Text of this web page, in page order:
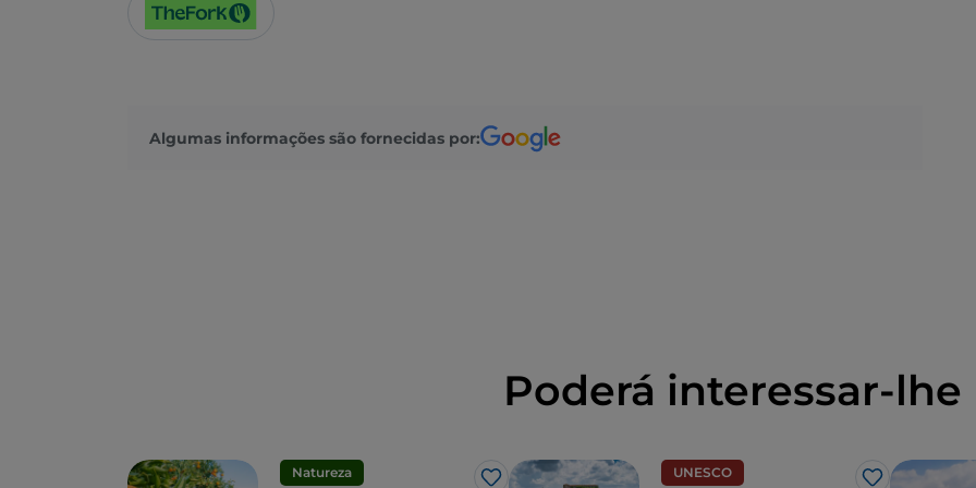
Algumas informações são fornecidas por:
Poderá interessar-lhe
Natureza UNESCO